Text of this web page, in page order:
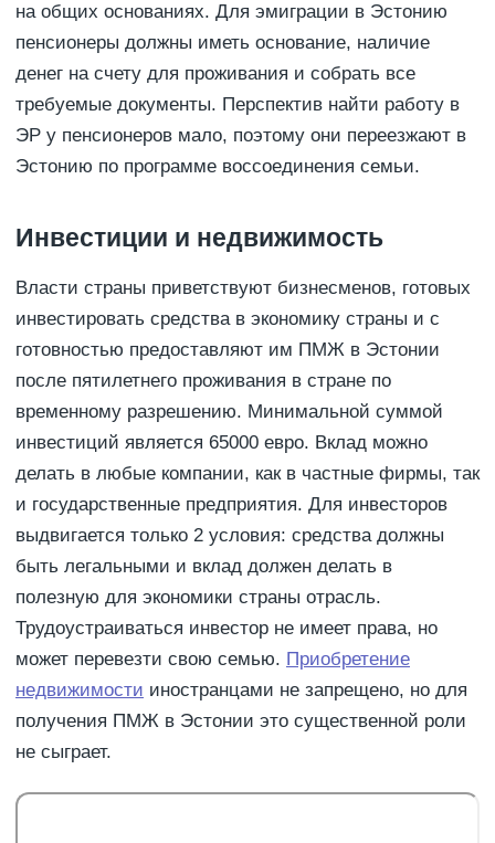
на общих основаниях. Для эмиграции в Эстонию
пенсионеры должны иметь основание, наличие
денег на счету для проживания и собрать все
требуемые документы. Перспектив найти работу в
ЭР у пенсионеров мало, поэтому они переезжают в
Эстонию по программе воссоединения семьи.
Инвестиции и недвижимость
Власти страны приветствуют бизнесменов, готовых
инвестировать средства в экономику страны и с
готовностью предоставляют им ПМЖ в Эстонии
после пятилетнего проживания в стране по
временному разрешению. Минимальной суммой
инвестиций является 65000 евро. Вклад можно
делать в любые компании, как в частные фирмы, так
и государственные предприятия. Для инвесторов
выдвигается только 2 условия: средства должны
быть легальными и вклад должен делать в
полезную для экономики страны отрасль.
Трудоустраиваться инвестор не имеет права, но
может перевезти свою семью. Приобретение
недвижимости иностранцами не запрещено, но для
получения ПМЖ в Эстонии это существенной роли
не сыграет.